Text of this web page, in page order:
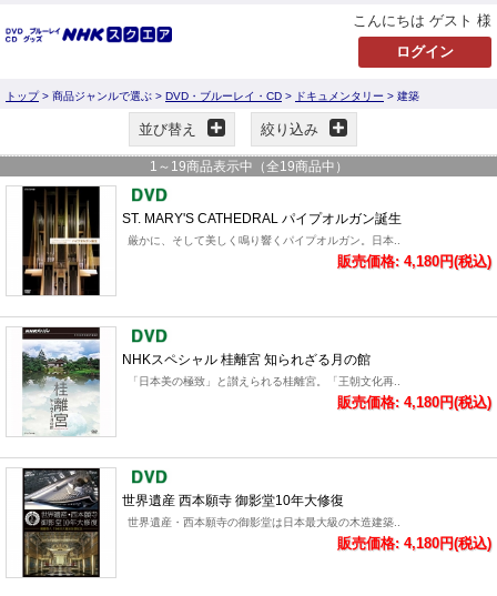
こんにちは ゲスト 様
トップ> 商品ジャンルで選ぶ > DVD・ブルーレイ・CD > ドキュメンタリー > 建築
並び替え 絞り込み
1 ～ 19商品表示中（全19商品中）
ST. MARY'S CATHEDRAL パイプオルガン誕生
厳かに、そして美しく鳴り響くパイプオルガン。日本..
販売価格: 4,180円(税込)
NHKスペシャル 桂離宮 知られざる月の館
「日本美の極致」と讃えられる桂離宮。「王朝文化再..
販売価格: 4,180円(税込)
世界遺産 西本願寺 御影堂10年大修復
世界遺産・西本願寺の御影堂は日本最大級の木造建築..
販売価格: 4,180円(税込)